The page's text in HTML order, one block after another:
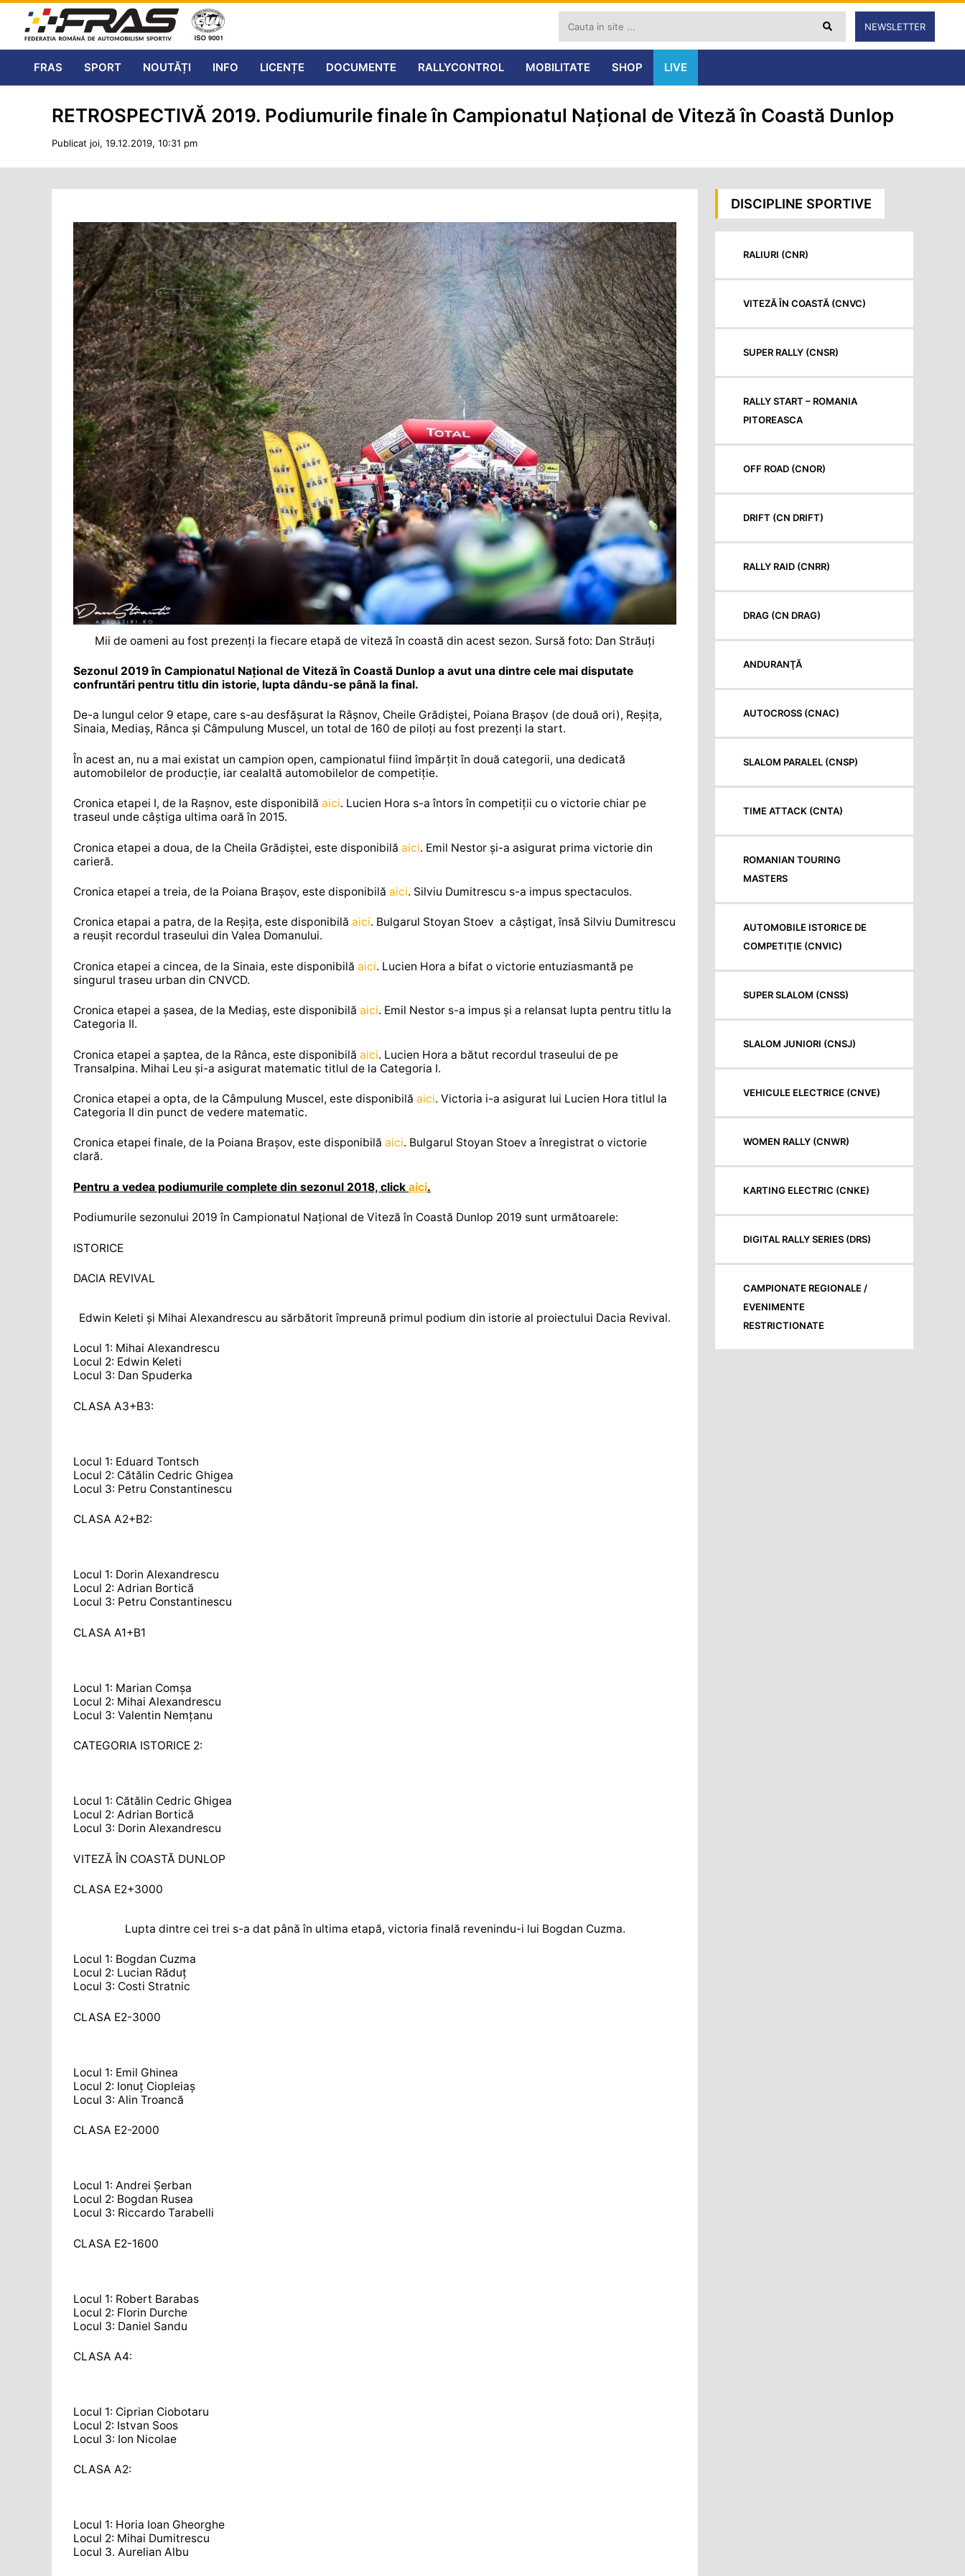
NEWSLETTER
FRAS SPORT NOUTĂȚI INFO LICENȚE DOCUMENTE RALLYCONTROL MOBILITATE SHOP LIVE
RETROSPECTIVĂ 2019. Podiumurile finale în Campionatul Național de Viteză în Coastă Dunlop
Publicat joi, 19.12.2019, 10:31 pm
Mii de oameni au fost prezenți la fiecare etapă de viteză în coastă din acest sezon. Sursă foto: Dan Străuți
Sezonul 2019 în Campionatul Național de Viteză în Coastă Dunlop a avut una dintre cele mai disputate
confruntări pentru titlu din istorie, lupta dându-se până la final.
De-a lungul celor 9 etape, care s-au desfășurat la Râșnov, Cheile Grădiștei, Poiana Brașov (de două ori), Reșița,
Sinaia, Mediaș, Rânca și Câmpulung Muscel, un total de 160 de piloți au fost prezenți la start.
În acest an, nu a mai existat un campion open, campionatul fiind împărțit în două categorii, una dedicată
automobilelor de producție, iar cealaltă automobilelor de competiție.
Cronica etapei I, de la Rașnov, este disponibilă aici. Lucien Hora s-a întors în competiții cu o victorie chiar pe
traseul unde câștiga ultima oară în 2015.
Cronica etapei a doua, de la Cheila Grădiștei, este disponibilă aici. Emil Nestor și-a asigurat prima victorie din
carieră.
Cronica etapei a treia, de la Poiana Brașov, este disponibilă aici. Silviu Dumitrescu s-a impus spectaculos.
Cronica etapai a patra, de la Reșița, este disponibilă aici. Bulgarul Stoyan Stoev a câștigat, însă Silviu Dumitrescu
a reușit recordul traseului din Valea Domanului.
Cronica etapei a cincea, de la Sinaia, este disponibilă aici. Lucien Hora a bifat o victorie entuziasmantă pe
singurul traseu urban din CNVCD.
Cronica etapei a șasea, de la Mediaș, este disponibilă aici. Emil Nestor s-a impus și a relansat lupta pentru titlu la
Categoria II.
Cronica etapei a șaptea, de la Rânca, este disponibilă aici. Lucien Hora a bătut recordul traseului de pe
Transalpina. Mihai Leu și-a asigurat matematic titlul de la Categoria I.
Cronica etapei a opta, de la Câmpulung Muscel, este disponibilă aici. Victoria i-a asigurat lui Lucien Hora titlul la
Categoria II din punct de vedere matematic.
Cronica etapei finale, de la Poiana Brașov, este disponibilă aici. Bulgarul Stoyan Stoev a înregistrat o victorie
clară.
Pentru a vedea podiumurile complete din sezonul 2018, click aici.
Podiumurile sezonului 2019 în Campionatul Național de Viteză în Coastă Dunlop 2019 sunt următoarele:
ISTORICE
DACIA REVIVAL
Edwin Keleti și Mihai Alexandrescu au sărbătorit împreună primul podium din istorie al proiectului Dacia Revival.
Locul 1: Mihai Alexandrescu
Locul 2: Edwin Keleti
Locul 3: Dan Spuderka
CLASA A3+B3:
Locul 1: Eduard Tontsch
Locul 2: Cătălin Cedric Ghigea
Locul 3: Petru Constantinescu
CLASA A2+B2:
Locul 1: Dorin Alexandrescu
Locul 2: Adrian Bortică
Locul 3: Petru Constantinescu
CLASA A1+B1
Locul 1: Marian Comșa
Locul 2: Mihai Alexandrescu
Locul 3: Valentin Nemțanu
CATEGORIA ISTORICE 2:
Locul 1: Cătălin Cedric Ghigea
Locul 2: Adrian Bortică
Locul 3: Dorin Alexandrescu
VITEZĂ ÎN COASTĂ DUNLOP
CLASA E2+3000
Lupta dintre cei trei s-a dat până în ultima etapă, victoria finală revenindu-i lui Bogdan Cuzma.
Locul 1: Bogdan Cuzma
Locul 2: Lucian Răduț
Locul 3: Costi Stratnic
CLASA E2-3000
Locul 1: Emil Ghinea
Locul 2: Ionuț Ciopleiaș
Locul 3: Alin Troancă
CLASA E2-2000
Locul 1: Andrei Șerban
Locul 2: Bogdan Rusea
Locul 3: Riccardo Tarabelli
CLASA E2-1600
Locul 1: Robert Barabas
Locul 2: Florin Durche
Locul 3: Daniel Sandu
CLASA A4:
Locul 1: Ciprian Ciobotaru
Locul 2: Istvan Soos
Locul 3: Ion Nicolae
CLASA A2:
Locul 1: Horia Ioan Gheorghe
Locul 2: Mihai Dumitrescu
Locul 3. Aurelian Albu
DISCIPLINE SPORTIVE
RALIURI (CNR)
VITEZĂ ÎN COASTĂ (CNVC)
SUPER RALLY (CNSR)
RALLY START – ROMANIA
PITOREASCA
OFF ROAD (CNOR)
DRIFT (CN DRIFT)
RALLY RAID (CNRR)
DRAG (CN DRAG)
ANDURANŢĂ
AUTOCROSS (CNAC)
SLALOM PARALEL (CNSP)
TIME ATTACK (CNTA)
ROMANIAN TOURING
MASTERS
AUTOMOBILE ISTORICE DE
COMPETIŢIE (CNVIC)
SUPER SLALOM (CNSS)
SLALOM JUNIORI (CNSJ)
VEHICULE ELECTRICE (CNVE)
WOMEN RALLY (CNWR)
KARTING ELECTRIC (CNKE)
DIGITAL RALLY SERIES (DRS)
CAMPIONATE REGIONALE /
EVENIMENTE
RESTRICTIONATE